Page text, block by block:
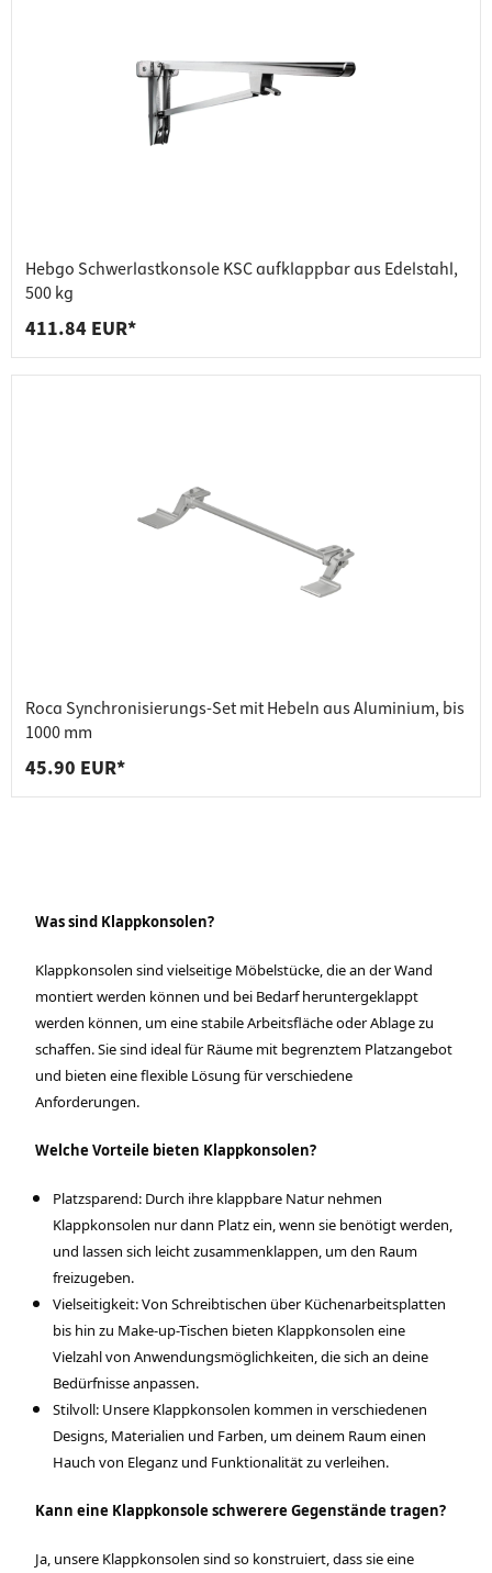
Hebgo Schwerlastkonsole KSC aufklappbar aus Edelstahl,
500 kg
411.84 EUR*
Roca Synchronisierungs-Set mit Hebeln aus Aluminium, bis
1000 mm
45.90 EUR*
Was sind Klappkonsolen?
Klappkonsolen sind vielseitige Möbelstücke, die an der Wand
montiert werden können und bei Bedarf heruntergeklappt
werden können, um eine stabile Arbeitsfläche oder Ablage zu
schaffen. Sie sind ideal für Räume mit begrenztem Platzangebot
und bieten eine flexible Lösung für verschiedene
Anforderungen.
Welche Vorteile bieten Klappkonsolen?
Platzsparend: Durch ihre klappbare Natur nehmen
Klappkonsolen nur dann Platz ein, wenn sie benötigt werden,
und lassen sich leicht zusammenklappen, um den Raum
freizugeben.
Vielseitigkeit: Von Schreibtischen über Küchenarbeitsplatten
bis hin zu Make-up-Tischen bieten Klappkonsolen eine
Vielzahl von Anwendungsmöglichkeiten, die sich an deine
Bedürfnisse anpassen.
Stilvoll: Unsere Klappkonsolen kommen in verschiedenen
Designs, Materialien und Farben, um deinem Raum einen
Hauch von Eleganz und Funktionalität zu verleihen.
Kann eine Klappkonsole schwerere Gegenstände tragen?
Ja, unsere Klappkonsolen sind so konstruiert, dass sie eine